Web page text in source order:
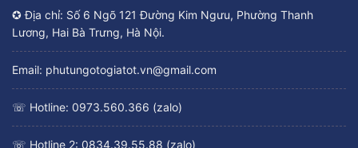
✪ Địa chỉ: Số 6 Ngõ 121 Đường Kim Ngưu, Phường Thanh
Lương, Hai Bà Trưng, Hà Nội.
Email: phutungotogiatot.vn@gmail.com
☏ Hotline: 0973.560.366 (zalo)
☏ Hotline 2: 0834.39.55.88 (zalo)